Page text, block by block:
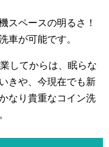
スペースの明るさ！
車が可能です。
してからは、眠らな
きや、今現在でも新
なり貴重なコイン洗